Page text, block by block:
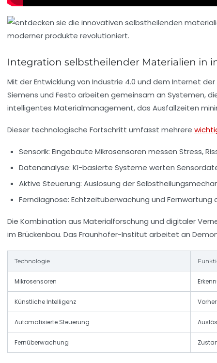
Integration selbstheilender Materialien in
Mit der Entwicklung von Industrie 4.0 und dem Internet
Siemens und Festo arbeiten gemeinsam an Systemen,
intelligentes Materialmanagement, das Ausfallzeiten
Dieser technologische Fortschritt umfasst mehrere
Sensorik: Eingebaute Mikrosensoren messen Stress,
Datenanalyse: KI-basierte Systeme werten
Aktive Steuerung: Auslösung der
Ferndiagnose: Echtzeitüberwachung und Fernwartung
Die Kombination aus Materialforschung und digitaler
im Brückenbau. Das Fraunhofer-Institut arbeitet an
Technologie
Mikrosensoren
Künstliche Intelligenz
Automatisierte Steuerung
Fernüberwachung